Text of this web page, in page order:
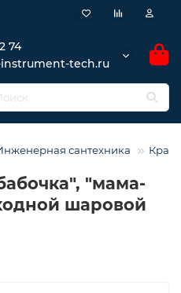
74
instrument-tech.ru
сантехника
″мама-
шаровой